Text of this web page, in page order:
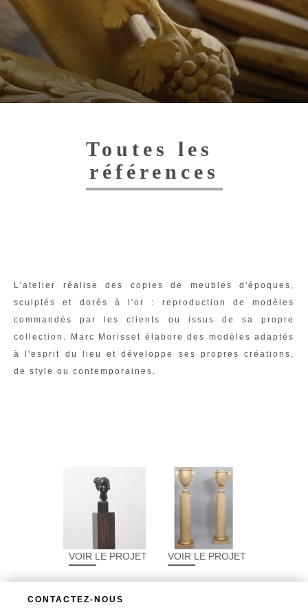
Toutes les
références
L'atelier réalise des copies de meubles d'époques,
sculptés et dorés à l'or : reproduction de modèles
commandés par les clients ou issus de sa propre
collection. Marc Morisset élabore des modèles adaptés
à l'esprit du lieu et développe ses propres créations,
de style ou contemporaines.
VOIR LE PROJET VOIR LE PROJET
CONTACTEZ-NOUS